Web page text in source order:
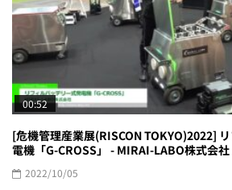
00:52
[危機管理産業展(RISCON TOKYO)2022]
電機「G-CROSS」 - MIRAI-LABO株式会社
2022/10/05